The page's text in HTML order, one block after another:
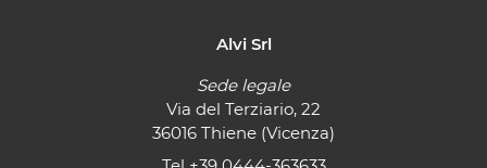
Alvi Srl
Sede legale
Via del Terziario, 22
36016 Thiene (Vicenza)